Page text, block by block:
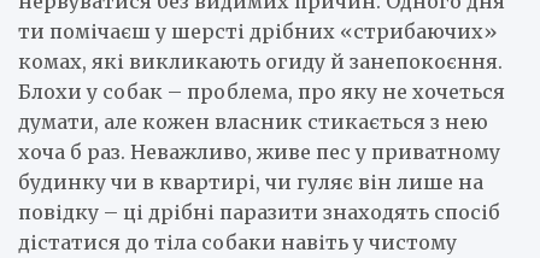
ти помічаєш у шерсті дрібних «стрибаючих»
комах, які викликають огиду й занепокоєння.
Блохи у собак – проблема, про яку не хочеться
думати, але кожен власник стикається з нею
хоча б раз. Неважливо, живе пес у приватному
будинку чи в квартирі, чи гуляє він лише на
повідку – ці дрібні паразити знаходять спосіб
дістатися до тіла собаки навіть у чистому